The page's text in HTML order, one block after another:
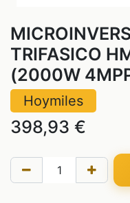
TRIFASICO
(2000W
Hoymiles
398,93 €